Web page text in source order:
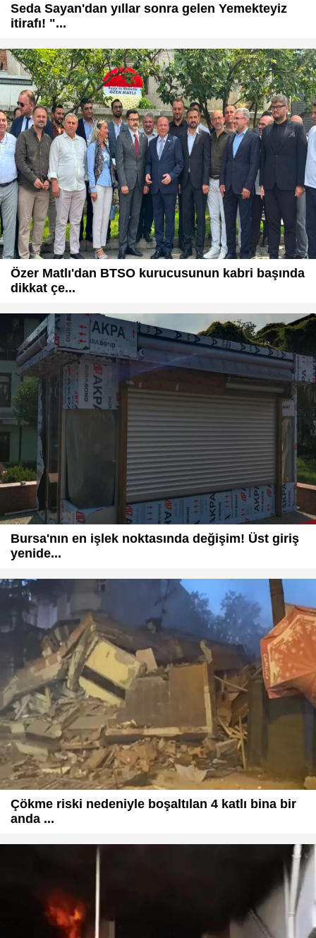
Seda Sayan'dan yıllar sonra gelen Yemekteyiz
itirafı! "...
Özer Matlı'dan BTSO kurucusunun kabri başında
dikkat çe...
Bursa'nın en işlek noktasında değişim! Üst giriş
yenide...
Çökme riski nedeniyle boşaltılan 4 katlı bina bir
anda ...